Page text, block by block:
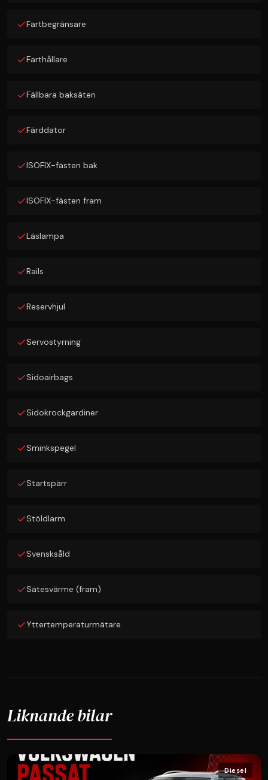
Fartbegränsare
Farthållare
Fällbara baksäten
Färddator
ISOFIX-fästen bak
ISOFIX-fästen fram
Läslampa
Rails
Reservhjul
Servostyrning
Sidoairbags
Sidokrockgardiner
Sminkspegel
Startspärr
Stöldlarm
Svensksåld
Sätesvärme (fram)
Yttertemperaturmätare
Liknande bilar
Diesel